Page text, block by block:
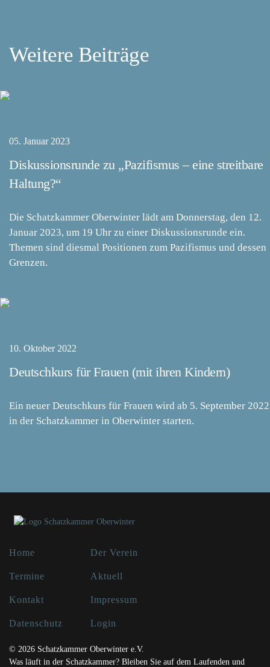
Weitere Beiträge
Diskussionsrunde zu „Pazifismus – eine streitbare
Haltung?“
05. Januar 2023
Die Schatzkammer Oberwinter lädt am Donnerstag, den 12.
Januar 2023, um 19 Uhr zu einer Diskussionsrunde ein.
Themen sind diesmal Positionen zum Pazifismus und dessen
Grenzen.
Deutschkurs für Frauen (mit ihren Kindern)
10. Oktober 2022
Ein neuer Deutschkurs für Frauen wird ab 5. September 2022
in der Schatzkammer in Oberwinter starten.
Home Der Verein
Termine Aktuell
Kontakt Impressum
Datenschutz Login
© 2026 Schatzkammer Oberwinter e.V.
Was läuft in der Schatzkammer? Bleiben Sie auf dem Laufenden und